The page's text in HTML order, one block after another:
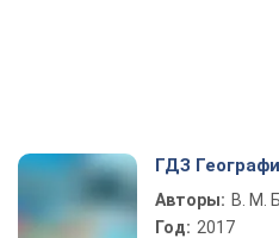
ГДЗ
Авторы: В. М.
Год: 2017